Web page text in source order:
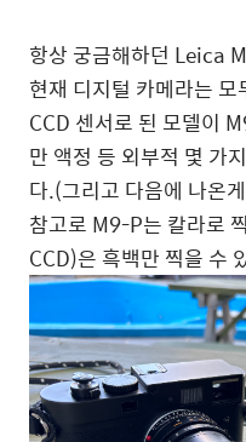
항상 궁금해하던 Leica
현재 디지털 카메라는
CCD 센서로 된 모델이
만 액정 등 외부적 몇 가
다.(그리고 다음에 나온
참고로 M9-P는 칼라로
CCD)은 흑백만 찍을 수